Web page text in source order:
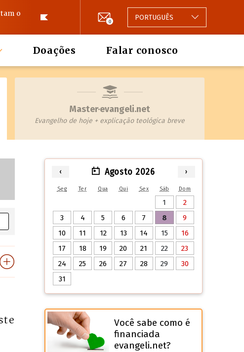
o
0 PORTUGUÊS
Doações Falar conosco
Master·evangeli.net
Evangelho de hoje + explicação teológica breve
‹ Agosto 2026 ›
Seg Ter Qua Qui Sex Sáb Dom
1
2
3
4 5 6 7 8
9
10
11 12 13 14 15
16
17
18 19 20 21 22
23
24
25 26 27 28 29
30
31
Você sabe como é
financiada
evangeli.net?